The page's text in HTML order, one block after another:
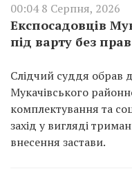
00:04 8 Серпня, 2026
Експосадовців
під варту без
Слідчий суддя
Мукачівського
комплектування та
захід у вигляді
внесення застави.